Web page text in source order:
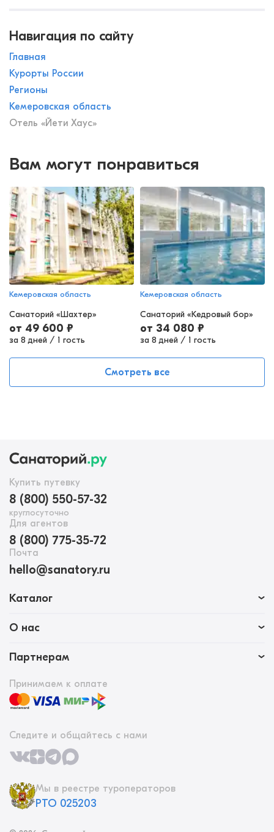
Навигация по сайту
Главная
Курорты России
Регионы
Кемеровская область
Отель «Йети Хаус»
Вам могут понравиться
Кемеровская область
Санаторий «Шахтер»
от 49 600 ₽
за 8 дней / 1 гость
Кемеровская область
Санаторий «Кедровый бор»
от 34 080 ₽
за 8 дней / 1 гость
Смотреть все
Купить путевку
8 (800) 550-57-32
круглосуточно
Для агентов
8 (800) 775-35-72
Почта
hello@sanatory.ru
Каталог
О нас
Партнерам
Принимаем к оплате
Следите и общайтесь с нами
Мы в реестре туроператоров
РТО 025203